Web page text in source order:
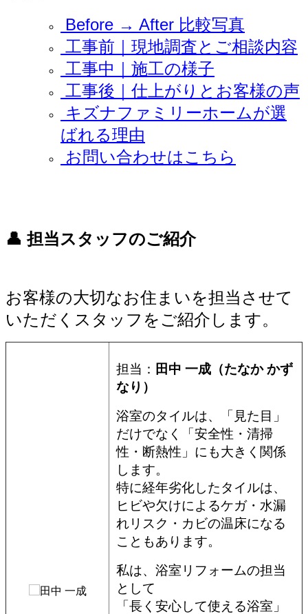
Before → After 比較写真
工事前｜現地調査とご相談内容
工事中｜施工の様子
工事後｜仕上がりとお客様の声
キズナファミリーホームが選
ばれる理由
お問い合わせはこちら
👤 担当スタッフのご紹介
お客様の大切なお住まいを担当させて
いただくスタッフをご紹介します。
担当： 田中 一成（たなか かず
なり）
浴室のタイルは、「見た目」
だけでなく「安全性・清掃
性・断熱性」にも大きく関係
します。
特に経年劣化したタイルは、
ヒビや欠けによるケガ・水漏
れリスク・カビの温床になる
こともあります。
私は、浴室リフォームの担当
として
「長く安心して使える浴室」